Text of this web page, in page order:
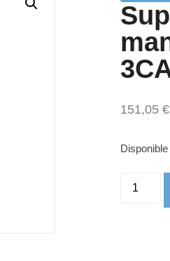
151,05 €